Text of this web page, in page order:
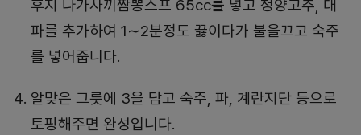
후지 나가사끼짬뽕스프 65cc를 넣고 청양고추, 대
파를 추가하여 1∼2분정도 끓이다가 불을끄고 숙주
를 넣어줍니다.
알맞은 그릇에 3을 담고 숙주, 파, 계란지단 등으로
토핑해주면 완성입니다.